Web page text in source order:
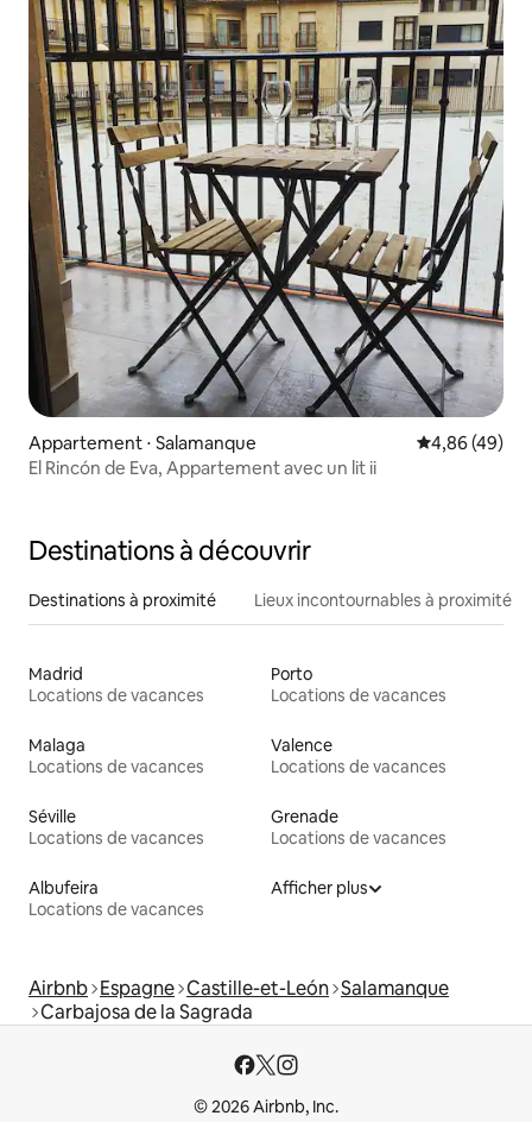
Appartement ⋅ Salamanque Évaluation
4,86 (49)
El Rincón de Eva, Appartement avec un lit ii
Destinations à découvrir
Destinations à proximité Lieux incontournables à proximité
Madrid
Locations de vacances
Porto
Locations de vacances
Malaga
Locations de vacances
Valence
Locations de vacances
Séville
Locations de vacances
Grenade
Locations de vacances
Albufeira
Locations de vacances
Afficher plus
Airbnb Espagne Castille-et-León Salamanque
Carbajosa de la Sagrada
© 2026 Airbnb, Inc.